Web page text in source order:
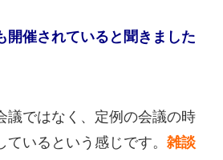
催されていると聞きました
議ではなく、定例の会議の時
いるという感じです。 雑談